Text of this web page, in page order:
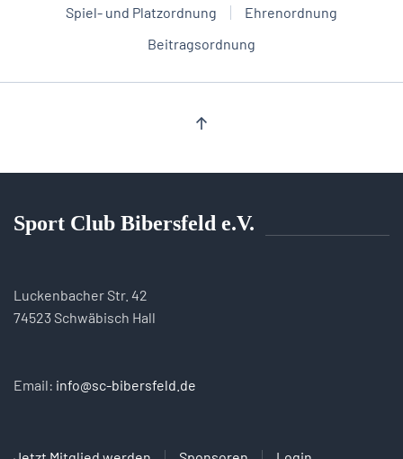
Spiel- und Platzordnung
Ehrenordnung
Beitragsordnung
Sport Club Bibersfeld e.V.
Luckenbacher Str. 42
74523 Schwäbisch Hall
Email: info@sc-bibersfeld.de